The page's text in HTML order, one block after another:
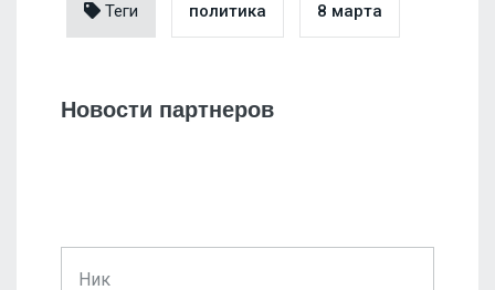
Теги политика 8 марта
Новости партнеров